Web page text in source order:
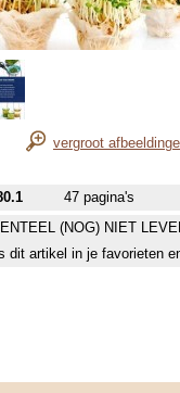
vergroot
47 pagina's
(NOG) NIET
dit artikel in je favorieten